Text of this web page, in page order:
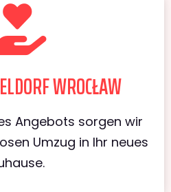
WROCŁAW
Angebots sorgen wir
Umzug in Ihr neues